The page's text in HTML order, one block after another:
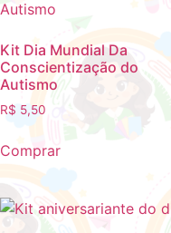
Kit Dia Mundial Da
Conscientização do
Autismo
R$ 5,50
Comprar